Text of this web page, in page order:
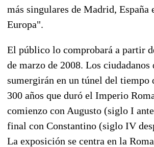
más singulares de Madrid, España
Europa".
El público lo comprobará a partir
de marzo de 2008. Los
sumergirán en un túnel del tiempo
300 años que duró el Imperio
comienzo con Augusto (siglo I
final con Constantino (siglo IV
La exposición se centra en la